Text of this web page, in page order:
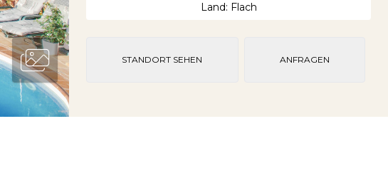
Land: Flach
STANDORT SEHEN ANFRAGEN